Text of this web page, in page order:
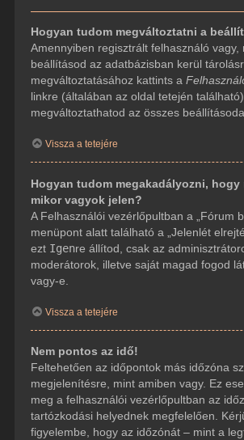
Hogyan tudom megváltoztatni a
Amennyiben regisztrált felhasználó vagy,
beállításod az adatbázisban kerül
megváltoztatásához kattints a
linkre (általában az oldal tetején
megváltoztathatod az összes
Vissza a tetejére
Hogyan tudom megakadályozni, hogy
mikor vagyok jelen?
A Felhasználói vezérlőpultban a „Fórum
menüpont alatt található a „Jelenlét
ezt Igenre állítod, csak az
moderátorok, illetve saját magad fogod
vagy-e.
Vissza a tetejére
Nem pontos az idő!
Feltehetően az időpontok más időzóna
megjelenítésre, mint amiben vagy. Ez
meg a felhasználói vezérlőpultban az
tartózkodási helyednek megfelelően.
figyelembe, hogy az időzónát – mint a